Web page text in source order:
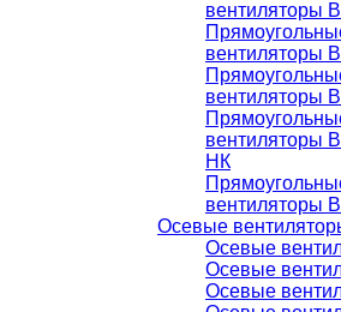
вентиляторы
вентиляторы
вентиляторы
НК
вентиляторы
Осевые
Осевые
Осевые
Осевые